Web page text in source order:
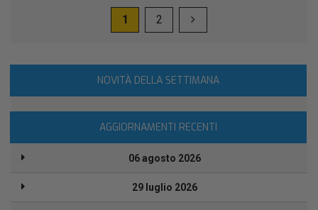
1 2
NOVITÀ DELLA SETTIMANA
AGGIORNAMENTI RECENTI
06 agosto 2026
29 luglio 2026